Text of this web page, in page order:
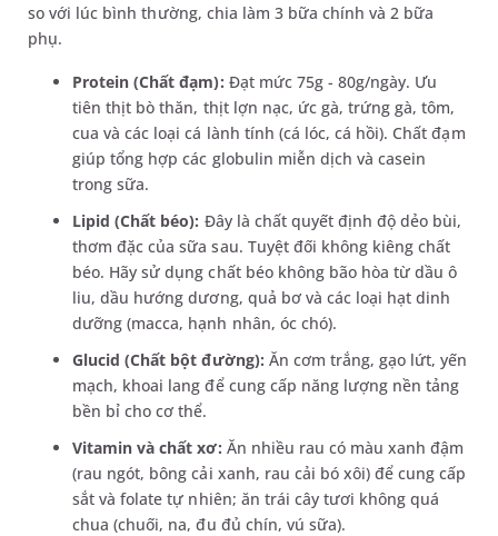
so với lúc bình thường, chia làm 3 bữa chính và 2 bữa
phụ.
Protein (Chất đạm): Đạt mức 75g - 80g/ngày. Ưu
tiên thịt bò thăn, thịt lợn nạc, ức gà, trứng gà, tôm,
cua và các loại cá lành tính (cá lóc, cá hồi). Chất đạm
giúp tổng hợp các globulin miễn dịch và casein
trong sữa.
Lipid (Chất béo): Đây là chất quyết định độ dẻo bùi,
thơm đặc của sữa sau. Tuyệt đối không kiêng chất
béo. Hãy sử dụng chất béo không bão hòa từ dầu ô
liu, dầu hướng dương, quả bơ và các loại hạt dinh
dưỡng (macca, hạnh nhân, óc chó).
Glucid (Chất bột đường): Ăn cơm trắng, gạo lứt, yến
mạch, khoai lang để cung cấp năng lượng nền tảng
bền bỉ cho cơ thể.
Vitamin và chất xơ: Ăn nhiều rau có màu xanh đậm
(rau ngót, bông cải xanh, rau cải bó xôi) để cung cấp
sắt và folate tự nhiên; ăn trái cây tươi không quá
chua (chuối, na, đu đủ chín, vú sữa).